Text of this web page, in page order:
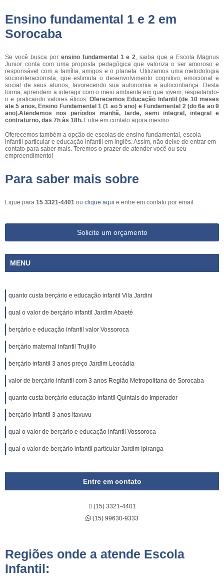
Ensino fundamental 1 e 2 em
Sorocaba
Se você busca por ensino fundamental 1 e 2, saiba que a Escola Magnus
Junior conta com uma proposta pedagógica que valoriza o ser amoroso e
responsável com a família, amigos e o planeta. Utilizamos uma metodologia
sociointeracionista, que estimula o desenvolvimento cognitivo, emocional e
social de seus alunos, favorecendo sua autonomia e autoconfiança. Desta
forma, aprendem a interagir com o meio ambiente em que vivem, respeitando-
o e praticando valores éticos. Oferecemos Educação Infantil (de 10 meses
ate 5 anos, Ensino Fundamental 1 (1 ao 5 ano) e Fundamental 2 (do 6a ao 9
ano).Atendemos nos períodos manhã, tarde, semi integral, integral e
contraturno, das 7h às 18h. Entre em contato agora mesmo.
Oferecemos também a opção de escolas de ensino fundamental, escola
infantil particular e educação infantil em inglês. Assim, não deixe de entrar em
contato para saber mais. Teremos o prazer de atender você ou seu
empreendimento!
Para saber mais sobre
Ligue para 15 3321-4401 ou clique aqui e entre em contato por email.
Solicite um orçamento
MENU
quanto custa berçário e educação infantil Vila Jardini
qual o valor de berçário infantil Jardim Abaeté
berçário e educação infantil valor Vossoroca
berçário maternal infantil Trujillo
berçário infantil 3 anos preço Jardim Leocádia
valor de berçário infantil com 3 anos Região Metropolitana de Sorocaba
quanto custa berçário educação infantil Quintais do Imperador
berçário infantil 3 anos Itavuvu
qual o valor de berçário e educação infantil Vossoroca
qual o valor de berçário infantil particular Jardim Ipiranga
Entre em contato
(15) 3321-4401
(15) 99630-9333
Regiões onde a atende Escola
Infantil: